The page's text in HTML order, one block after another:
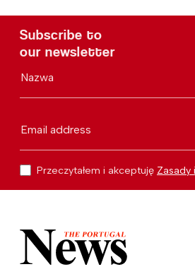
Subscribe to
our newsletter
Nazwa
Email address
Przeczytałem i akceptuję Zasady